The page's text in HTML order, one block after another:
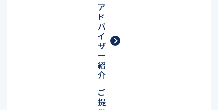
ア
ド
バ
イ
ザ
ー
紹
介
ご
提